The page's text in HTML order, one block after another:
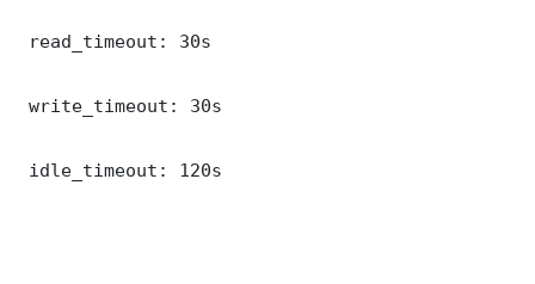
read_timeout: 30s
write_timeout: 30s
idle_timeout: 120s